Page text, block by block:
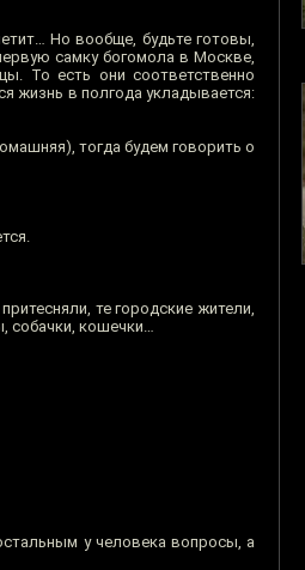
Но вообще, будьте готовы,
самку богомола в Москве,
То есть они соответственно
жизнь в полгода укладывается:
тогда будем говорить о
те городские жители,
собачки, кошечки…
у человека вопросы, а